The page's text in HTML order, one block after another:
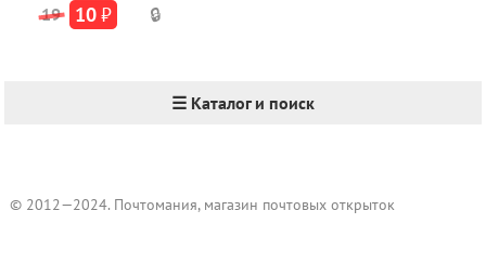
19 10₽ 🔒
☰ Каталог и поиск
© 2012—2024. Почтомания, магазин почтовых открыток